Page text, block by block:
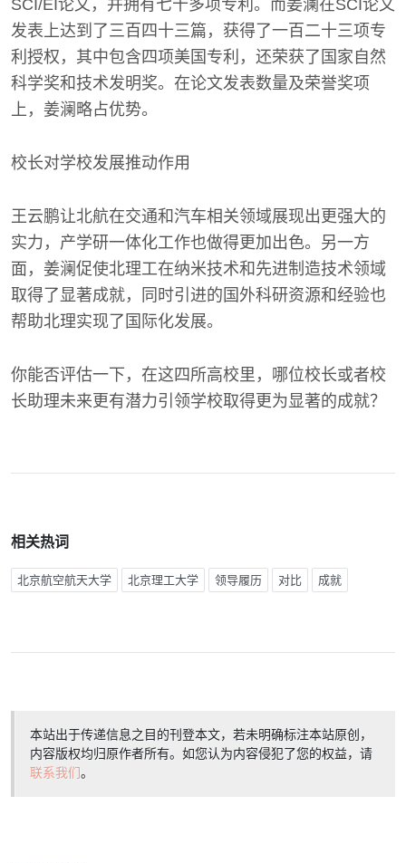
SCI/EI论文，并拥有七十多项专利。而姜澜在SCI论文
发表上达到了三百四十三篇，获得了一百二十三项专
利授权，其中包含四项美国专利，还荣获了国家自然
科学奖和技术发明奖。在论文发表数量及荣誉奖项
上，姜澜略占优势。
校长对学校发展推动作用
王云鹏让北航在交通和汽车相关领域展现出更强大的
实力，产学研一体化工作也做得更加出色。另一方
面，姜澜促使北理工在纳米技术和先进制造技术领域
取得了显著成就，同时引进的国外科研资源和经验也
帮助北理实现了国际化发展。
你能否评估一下，在这四所高校里，哪位校长或者校
长助理未来更有潜力引领学校取得更为显著的成就？
相关热词
北京航空航天大学 北京理工大学 领导履历 对比 成就
本站出于传递信息之目的刊登本文，若未明确标注本站原创，
内容版权均归原作者所有。如您认为内容侵犯了您的权益，请
联系我们。